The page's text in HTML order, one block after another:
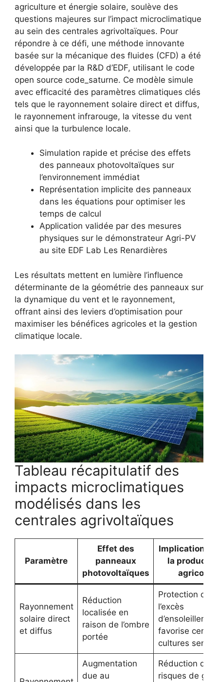
agriculture et énergie solaire, soulève des
questions majeures sur l’impact microclimatique
au sein des centrales agrivoltaïques. Pour
répondre à ce défi, une méthode innovante
basée sur la mécanique des fluides (CFD) a été
développée par la R&D d’EDF, utilisant le code
open source code_saturne. Ce modèle simule
avec efficacité des paramètres climatiques clés
tels que le rayonnement solaire direct et diffus,
le rayonnement infrarouge, la vitesse du vent
ainsi que la turbulence locale.
Simulation rapide et précise des effets
des panneaux photovoltaïques sur
l’environnement immédiat
Représentation implicite des panneaux
dans les équations pour optimiser les
temps de calcul
Application validée par des mesures
physiques sur le démonstrateur Agri-PV
au site EDF Lab Les Renardières
Les résultats mettent en lumière l’influence
déterminante de la géométrie des panneaux sur
la dynamique du vent et le rayonnement,
offrant ainsi des leviers d’optimisation pour
maximiser les bénéfices agricoles et la gestion
climatique locale.
Tableau récapitulatif des
impacts microclimatiques
modélisés dans les
centrales agrivoltaïques
Paramètre
Effet des
panneaux
photovoltaïques
Implications
la
agricole
Rayonnement
solaire direct
et diffus
Réduction
localisée en
raison de l’ombre
portée
Protection
l’excès
favorise
cultures
Augmentation
due au
Réduction des
risques de gel